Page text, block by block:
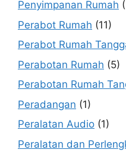
Penyimpanan Rumah
Perabot Rumah (11)
Perabot Rumah
Perabotan Rumah (5)
Perabotan Rumah
Peradangan (1)
Peralatan Audio (1)
Peralatan dan